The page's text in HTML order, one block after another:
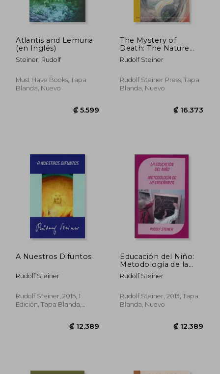
₡ 14.166 ₡
Atlantis and Lemuria
(en Inglés)
Steiner, Rudolf
Must Have Books, Tapa
Blanda, Nuevo
The Mystery of
Death: The Nature
and Significance of
Central Europe and
Spirits (cw 159) (The
Collected Works of
Rudolf Steiner
Rudolf Steiner Press, Tapa
Blanda, Nuevo
A Nuestros Difuntos
Rudolf Steiner
Rudolf Steiner, 2015, 1
Edición, Tapa Blanda,
Educación del Niño:
Metodología de la
Enseñanza
Rudolf Steiner
Rudolf Steiner, 2013, Tapa
Blanda, Nuevo